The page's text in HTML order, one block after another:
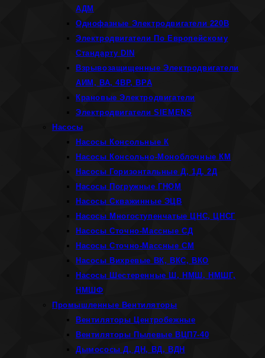
АДМ
Однофазные Электродвигатели 220В
Электродвигатели По Европейскому
Стандарту DIN
Взрывозащищенные Электродвигатели
АИМ, ВА, 4ВР, ВРА
Крановые Электродвигатели
Электродвигатели SIEMENS
Насосы
Насосы Консольные К
Насосы Консольно-Моноблочные КМ
Насосы Горизонтальные Д, 1Д, 2Д
Насосы Погружные ГНОМ
Насосы Скважинные ЭЦВ
Насосы Многоступенчатые ЦНС, ЦНСГ
Насосы Сточно-Массные СД
Насосы Сточно-Массные СМ
Насосы Вихревые ВК, ВКС, ВКО
Насосы Шестеренные Ш, НМШ, НМШГ,
НМШФ
Промышленные Вентиляторы
Вентиляторы Центробежные
Вентиляторы Пылевые ВЦП7-40
Дымососы Д, ДН, ВД, ВДН